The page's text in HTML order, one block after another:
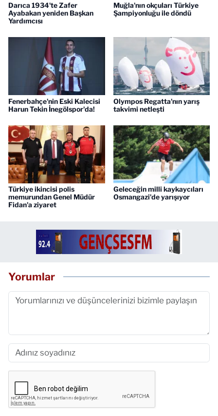
Darıca 1934'te Zafer
Ayabakan yeniden Başkan
Yardımcısı
Muğla'nın okçuları Türkiye
Şampiyonluğu ile döndü
Fenerbahçe'nin Eski Kalecisi
Harun Tekin İnegölspor'da!
Olympos Regatta'nın yarış
takvimi netleşti
Türkiye ikincisi polis
memurundan Genel Müdür
Fidan'a ziyaret
Geleceğin milli kaykaycıları
Osmangazi'de yarışıyor
Yorumlar